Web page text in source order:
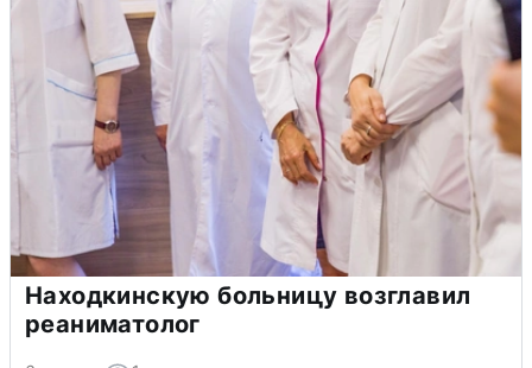
Находкинскую больницу возглавил
реаниматолог